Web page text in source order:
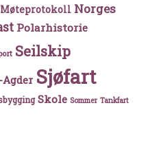
Møteprotokoll Norges
Polarhistorie
Seilskip
Sjøfart
Skole Sommer Tankfart